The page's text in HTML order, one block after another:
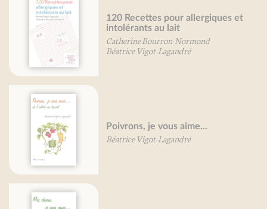
120 Recettes pour allergiques et
intolérants au lait
Catherine Bourron-Normond
Béatrice Vigot-Lagandré
Poivrons, je vous aime...
Béatrice Vigot-Lagandré